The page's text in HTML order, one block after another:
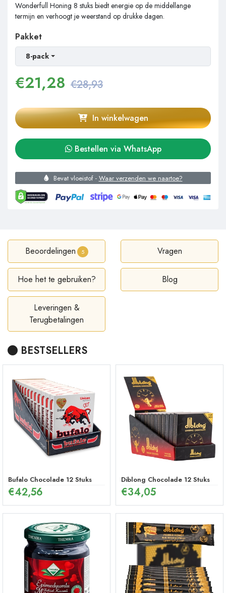
Wonderfull Honing 8 stuks biedt energie op de middellange
termijn en verhoogt je weerstand op drukke dagen.
Pakket
8-pack
€21,28 €28,93
In winkelwagen
Bestellen via WhatsApp
Bevat vloeistof - Waar verzenden we naartoe?
Beoordelingen 5 Vragen
Hoe het te gebruiken? Blog
Leveringen &
Terugbetalingen
BESTSELLERS
Bufalo Chocolade 12 Stuks
€42,56
Diblong Chocolade 12 Stuks
€34,05